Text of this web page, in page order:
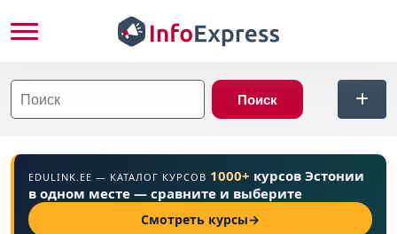
EDULINK.EE — КАТАЛОГ КУРСОВ 1000+ курсов Эстонии
в одном месте — сравните и выберите
Смотреть курсы→